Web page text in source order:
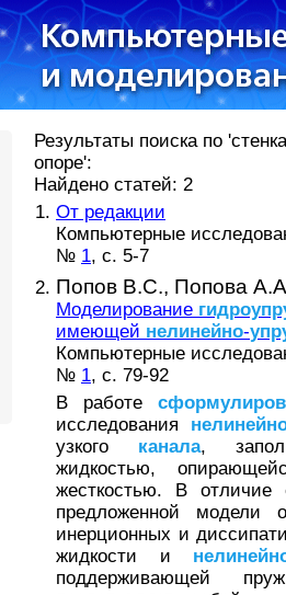
Результаты поиска по
опоре':
Найдено статей: 2
От редакции
Компьютерные
№ 1, с. 5-7
Попов В.С., Попова
Моделирование
имеющей нелинейно-
Компьютерные
№ 1, с. 79-92
В работе
исследования
узкого канала,
жидкостью,
жесткостью. В отличие
предложенной модели
инерционных и
жидкости и
поддерживающей